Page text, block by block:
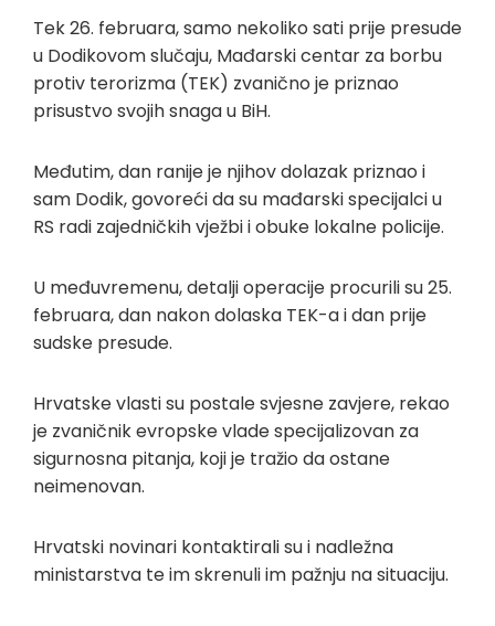
Tek 26. februara, samo nekoliko sati prije presude
u Dodikovom slučaju, Mađarski centar za borbu
protiv terorizma (TEK) zvanično je priznao
prisustvo svojih snaga u BiH.
Međutim, dan ranije je njihov dolazak priznao i
sam Dodik, govoreći da su mađarski specijalci u
RS radi zajedničkih vježbi i obuke lokalne policije.
U međuvremenu, detalji operacije procurili su 25.
februara, dan nakon dolaska TEK-a i dan prije
sudske presude.
Hrvatske vlasti su postale svjesne zavjere, rekao
je zvaničnik evropske vlade specijalizovan za
sigurnosna pitanja, koji je tražio da ostane
neimenovan.
Hrvatski novinari kontaktirali su i nadležna
ministarstva te im skrenuli im pažnju na situaciju.